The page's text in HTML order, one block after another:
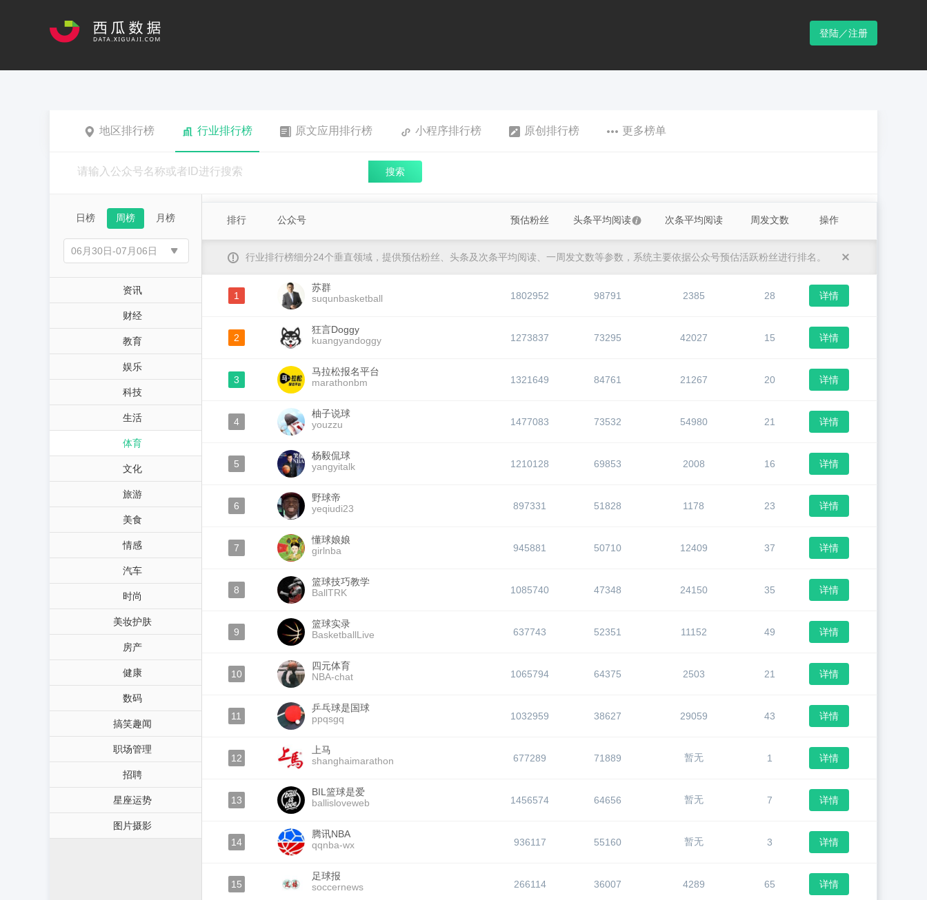
登陆／注册
地区排行榜 行业排行榜 原文应用排行榜 小程序排行榜 原创排行榜 更多榜单
搜索
日榜 周榜 月榜
资讯
财经
教育
娱乐
科技
生活
体育
文化
旅游
美食
情感
汽车
时尚
美妆护肤
房产
健康
数码
搞笑趣闻
职场管理
招聘
星座运势
图片摄影
排行 公众号 预估粉丝 头条平均阅读 次条平均阅读 周发文数 操作
行业排行榜细分24个垂直领域，提供预估粉丝、头条及次条平均阅读、一周发文数等参数，系统主要依据公众号预估活跃粉丝进行排名。
1
苏群
suqunbasketball
1802952 98791 2385 28 详情
2
狂言Doggy
kuangyandoggy
1273837 73295 42027 15 详情
3
马拉松报名平台
marathonbm
1321649 84761 21267 20 详情
4
柚子说球
youzzu
1477083 73532 54980 21 详情
5
杨毅侃球
yangyitalk
1210128 69853 2008 16 详情
6
野球帝
yeqiudi23
897331 51828 1178 23 详情
7
懂球娘娘
girlnba
945881 50710 12409 37 详情
8
篮球技巧教学
BallTRK
1085740 47348 24150 35 详情
9
篮球实录
BasketballLive
637743 52351 11152 49 详情
10
四元体育
NBA-chat
1065794 64375 2503 21 详情
11
乒乓球是国球
ppqsgq
1032959 38627 29059 43 详情
12
上马
shanghaimarathon
677289 71889 暂无 1 详情
13
BIL篮球是爱
ballisloveweb
1456574 64656 暂无 7 详情
14
腾讯NBA
qqnba-wx
936117 55160 暂无 3 详情
15
足球报
soccernews
266114 36007 4289 65 详情